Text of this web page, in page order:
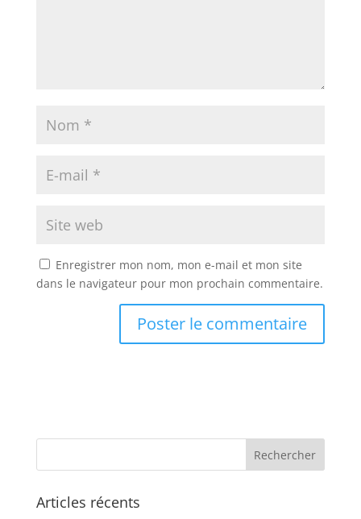
Enregistrer mon nom, mon e-mail et mon site
dans le navigateur pour mon prochain commentaire.
i
Articles récents